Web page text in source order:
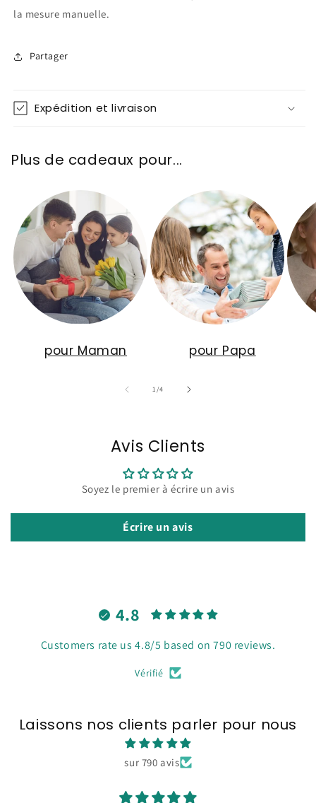
la mesure manuelle.
Partager
Expédition et livraison
Plus de cadeaux pour...
pour Maman pour Papa
1/de
4
Avis Clients
Soyez le premier à écrire un avis
Écrire un avis
4.8
Customers rate us 4.8/5 based on 790 reviews.
Vérifié
Laissons nos clients parler pour nous
sur 790 avis